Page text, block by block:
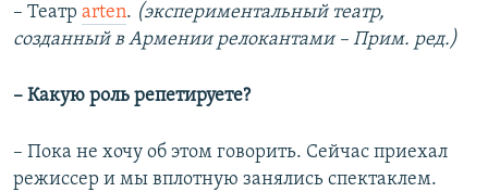
– Театр arten. (экспериментальный театр,
созданный в Армении релокантами – Прим. ред.)
– Какую роль репетируете?
– Пока не хочу об этом говорить. Сейчас приехал
режиссер и мы вплотную занялись спектаклем.